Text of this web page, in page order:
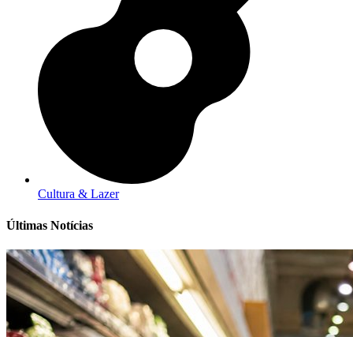
Cultura & Lazer
Últimas Notícias